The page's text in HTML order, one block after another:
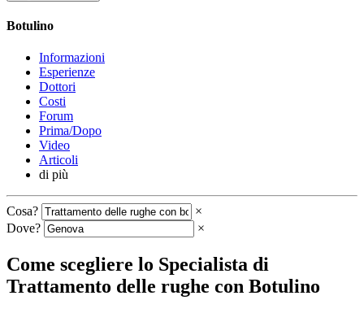
Botulino
Informazioni
Esperienze
Dottori
Costi
Forum
Prima/Dopo
Video
Articoli
di più
Cosa?
×
Dove?
×
Come scegliere lo Specialista di
Trattamento delle rughe con Botulino